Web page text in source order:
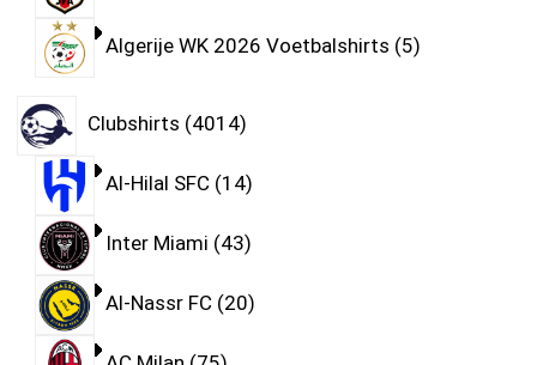
Algerije WK 2026 Voetbalshirts 5
Clubshirts 4014
Al-Hilal SFC 14
Inter Miami 43
Al-Nassr FC 20